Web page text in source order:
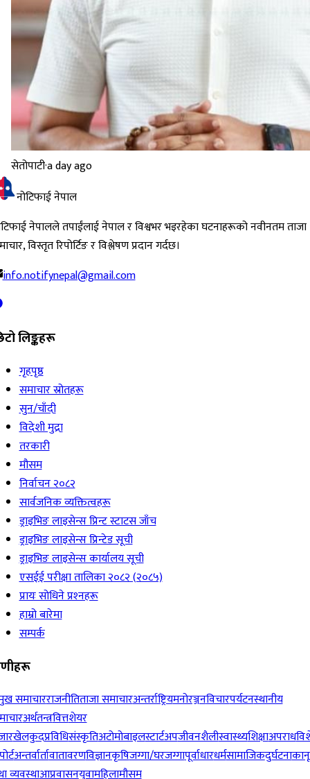
सेतोपाटी·a day ago
नोटिफाई नेपाल
नेपालले तपाईंलाई नेपाल र विश्वभर भइरहेका घटनाहरूको नवीनतम ताजा
विस्तृत रिपोर्टिङ र विश्लेषण प्रदान गर्दछ।
info.notifynepal@gmail.com
लिङ्कहरू
गृहपृष्ठ
समाचार स्रोतहरू
सुन/चाँदी
विदेशी मुद्रा
तरकारी
मौसम
निर्वाचन २०८२
सार्वजनिक व्यक्तित्वहरू
ड्राइभिङ लाइसेन्स प्रिन्ट स्टाटस जाँच
ड्राइभिङ लाइसेन्स प्रिन्टेड सूची
ड्राइभिङ लाइसेन्स कार्यालय सूची
एसईई परीक्षा तालिका २०८२ (२०८५)
प्रायः सोधिने प्रश्‍नहरू
हाम्रो बारेमा
सम्पर्क
समाचारराजनीतिताजा समाचारअन्तर्राष्ट्रियमनोरञ्जनविचारपर्यटनस्थानीय
अर्थतन्त्रवित्तशेयर
खेलकुदप्रविधिसंस्कृतिअटोमोबाइलस्टार्टअपजीवनशैलीस्वास्थ्यशिक्षाअपराध
अन्तर्वार्तावातावरणविज्ञानकृषिजग्गा/घरजग्गापूर्वाधारधर्मसामाजिकदुर्घटना
व्यवस्थाआप्रवासनयुवामहिलामौसम